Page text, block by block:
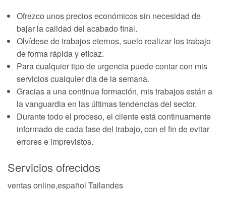
Ofrezco unos precios económicos sin necesidad de
bajar la calidad del acabado final.
Olvídese de trabajos eternos, suelo realizar los trabajo
de forma rápida y eficaz.
Para cualquier tipo de urgencia puede contar con mis
servicios cualquier dia de la semana.
Gracias a una continua formación, mis trabajos están a
la vanguardia en las últimas tendencias del sector.
Durante todo el proceso, el cliente está continuamente
informado de cada fase del trabajo, con el fin de evitar
errores e imprevistos.
Servicios ofrecidos
ventas online,español Tailandes